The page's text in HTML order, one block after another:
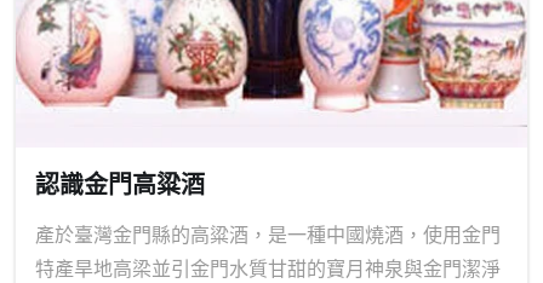
認識金門高粱酒
產於臺灣金門縣的高粱酒，是一種中國燒酒，使用金門
特產旱地高梁並引金門水質甘甜的寶月神泉與金門潔淨